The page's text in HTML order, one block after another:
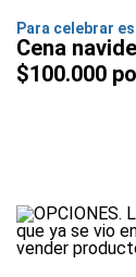
Para celebrar
Cena
$100.000